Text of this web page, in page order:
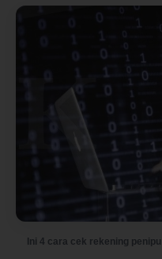
Ini 4 cara cek rekening